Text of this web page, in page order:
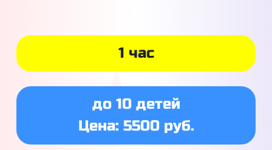
1 час
до 10 детей
Цена: 5500 руб.